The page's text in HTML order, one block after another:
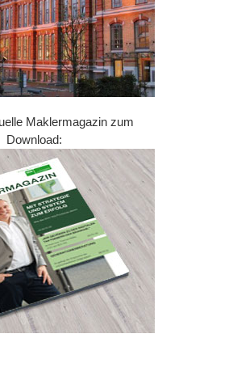
Maklermagazin zum
Download: